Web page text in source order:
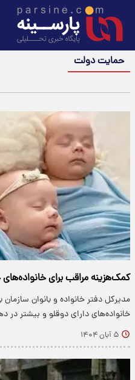
حمایت دولت
کمک‌هزینه مراقب برای
مدیرکل دفتر خانواده و بانوان
خانواده‌های دارای دوقلو و بیشتر
۵ آبان ۱۴۰۴